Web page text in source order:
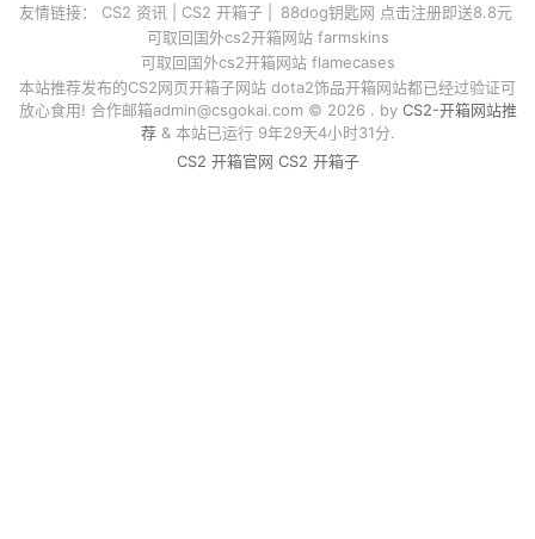
友情链接： CS2 资讯 CS2 开箱子
88dog钥匙网 点击注册即送8.8元
可取回国外cs2开箱网站 farmskins
可取回国外cs2开箱网站 flamecases
本站推荐发布的CS2网页开箱子网站 dota2饰品开箱网站都已经过验证可
放心食用! 合作邮箱admin@csgokai.com© 2026 . by CS2-开箱网站推
荐& 本站已运行 9年29天4小时31分.
CS2 开箱官网 CS2 开箱子